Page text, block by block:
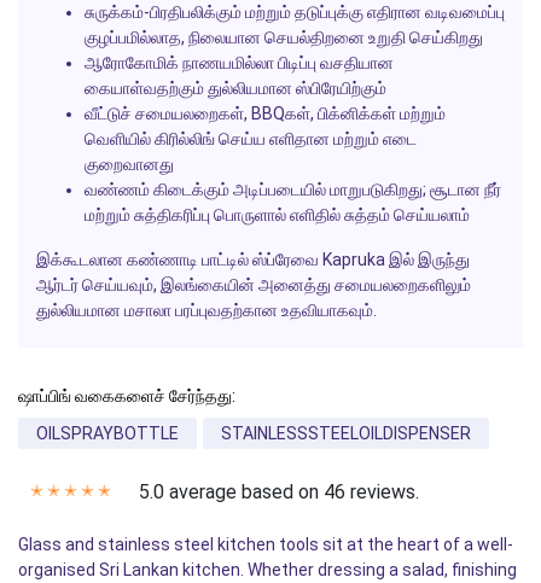
சுருக்கம்-பிரதிபலிக்கும் மற்றும் தடுப்புக்கு எதிரான வடிவமைப்பு
குழப்பமில்லாத, நிலையான செயல்திறனை உறுதி செய்கிறது
ஆரோகோமிக் நாணயமில்லா பிடிப்பு வசதியான
கையாள்வதற்கும் துல்லியமான ஸ்பிரேயிற்கும்
வீட்டுச் சமையலறைகள், BBQகள், பிக்னிக்கள் மற்றும்
வெளியில் கிரில்லிங் செய்ய எளிதான மற்றும் எடை
குறைவானது
வண்ணம் கிடைக்கும் அடிப்படையில் மாறுபடுகிறது; சூடான நீர்
மற்றும் சுத்திகரிப்பு பொருளால் எளிதில் சுத்தம் செய்யலாம்
இக்கூடலான கண்ணாடி பாட்டில் ஸ்ப்ரேவை Kapruka இல் இருந்து
ஆர்டர் செய்யவும், இலங்கையின் அனைத்து சமையலறைகளிலும்
துல்லியமான மசாலா பரப்புவதற்கான உதவியாகவும்.
ஷாப்பிங் வகைகளைச் சேர்ந்தது:
OILSPRAYBOTTLE
STAINLESSSTEELOILDISPENSER
✭ ✭ ✭ ✭ ✭ 5.0 average based on 46 reviews.
Glass and stainless steel kitchen tools sit at the heart of a well-
organised Sri Lankan kitchen. Whether dressing a salad, finishing